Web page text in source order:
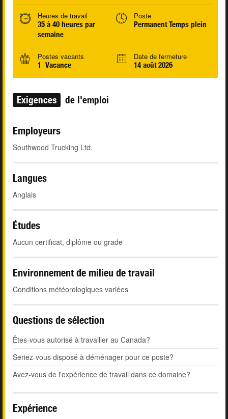
Heures de travail
35 à 40 heures par
semaine
Poste
Permanent Temps plein
Postes vacants
1 Vacance
Date de fermeture
14 août 2026
Exigences de l'emploi
Employeurs
Southwood Trucking Ltd.
Langues
Anglais
Études
Aucun certificat, diplôme ou grade
Environnement de milieu de travail
Conditions météorologiques variées
Questions de sélection
Êtes-vous autorisé à travailler au Canada?
Seriez-vous disposé à déménager pour ce poste?
Avez-vous de l'expérience de travail dans ce domaine?
Expérience